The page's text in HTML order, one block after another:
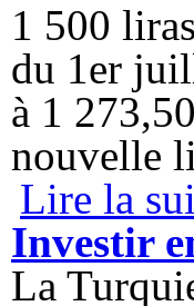
1 500
du 1er
à 1
nouvelle
Lire la
Investir
La